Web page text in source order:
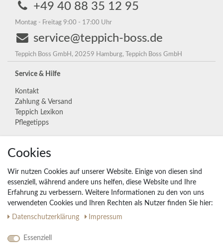
+49 40 88 35 12 95
Montag - Freitag 9:00 - 17:00 Uhr
service@teppich-boss.de
Teppich Boss GmbH, 20259 Hamburg, Teppich Boss GmbH
Service & Hilfe
Kontakt
Zahlung & Versand
Teppich Lexikon
Pflegetipps
Unternehmen
Widerrufs­recht
Vertrag widerrufen
Impressum
Daten­schutz­erklärung
AGB
Cookies
Wir nutzen Cookies auf unserer Website. Einige von diesen sind
essenziell, während andere uns helfen, diese Website und Ihre
Erfahrung zu verbessern. Weitere Informationen zu den von uns
verwendeten Cookies und Ihren Rechten als Nutzer finden Sie hier:
Daten­schutz­erklärung
Impressum
Essenziell